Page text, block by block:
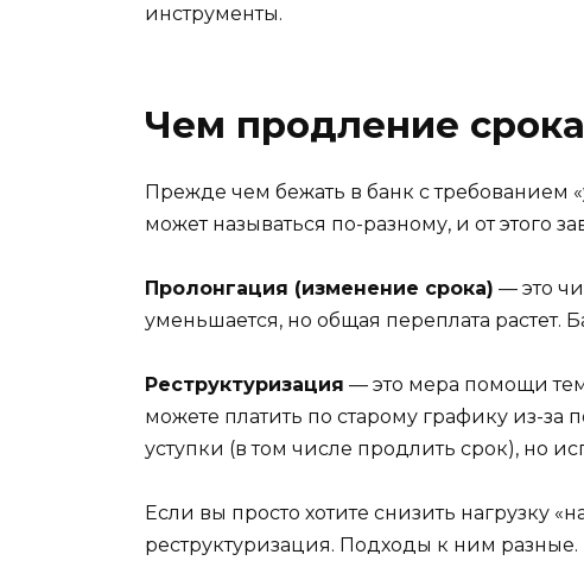
инструменты.
Чем продление срока
Прежде чем бежать в банк с требованием
может называться по-разному, и от этого
Пролонгация (изменение срока) — это
уменьшается, но общая переплата растет.
Реструктуризация — это мера помощи
можете платить по старому графику из-
уступки (в том числе продлить срок), но
Если вы просто хотите снизить нагрузку
реструктуризация. Подходы к ним разные.